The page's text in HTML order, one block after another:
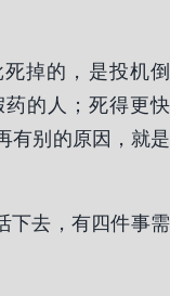
掉的，是投机倒
的人；死得更快
有别的原因，就是
下去，有四件事需